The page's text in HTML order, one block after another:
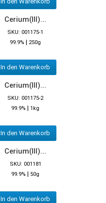
Cerium(III)...
SKU: 001175-1
99.9% | 250g
In den Warenkorb
Cerium(III)...
SKU: 001175-2
99.9% | 1kg
In den Warenkorb
Cerium(III)...
SKU: 001181
99.9% | 50g
In den Warenkorb